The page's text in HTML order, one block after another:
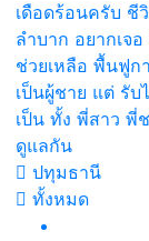
เดือดร้อนครับ ชี
ลำบาก อยากเจ
ช่วยเหลือ พื้นฟูก
เป็นผู้ชาย แต่ รับ
เป็น ทั้ง พี่สาว พี่
ดูแลกัน
ปทุมธานี
ทั้งหมด